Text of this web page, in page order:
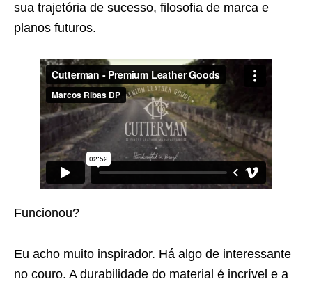
sua trajetória de sucesso, filosofia de marca e
planos futuros.
Funcionou?
Eu acho muito inspirador. Há algo de interessante
no couro. A durabilidade do material é incrível e a